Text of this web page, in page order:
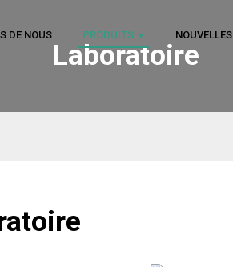
DE NOUS PRODUITS NOUVELLES
Laboratoire